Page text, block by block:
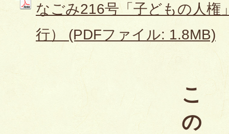
なごみ216号「子どもの人権
行） (PDFファイル: 1.8MB)
こ
の